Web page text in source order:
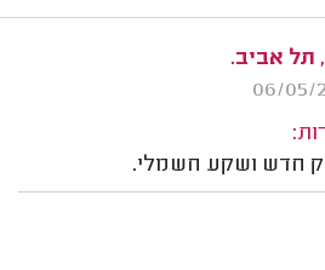
תל אביב.
חדש ושקע חשמלי.